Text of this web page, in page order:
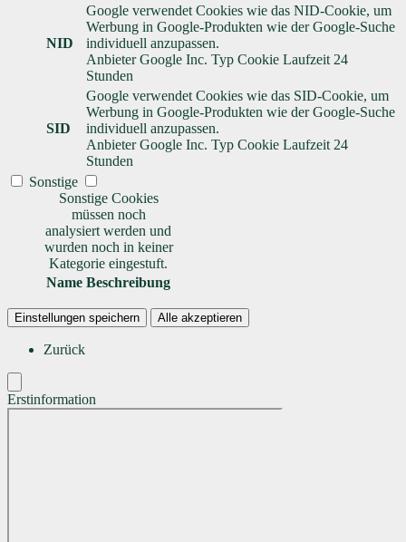
NID
Google verwendet Cookies wie das NID-Cookie, um
Werbung in Google-Produkten wie der Google-Suche
individuell anzupassen.
Anbieter Google Inc. Typ Cookie Laufzeit 24
Stunden
SID
Google verwendet Cookies wie das SID-Cookie, um
Werbung in Google-Produkten wie der Google-Suche
individuell anzupassen.
Anbieter Google Inc. Typ Cookie Laufzeit 24
Stunden
Sonstige
Sonstige Cookies
müssen noch
analysiert werden und
wurden noch in keiner
Kategorie eingestuft.
Name Beschreibung
Einstellungen speichern Alle akzeptieren
Zurück
Erstinformation